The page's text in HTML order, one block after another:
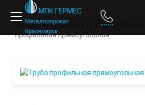
МПК ГЕРМЕС
Металлопрокат
Красноярск
Труба стальная Труба профильная
профильная прямоугольная